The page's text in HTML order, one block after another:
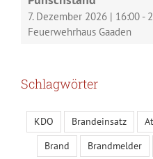
7. Dezember 2026 | 16:00 -
Feuerwehrhaus Gaaden
Schlagwörter
KDO Brandeinsatz
Brand
Brandmelder